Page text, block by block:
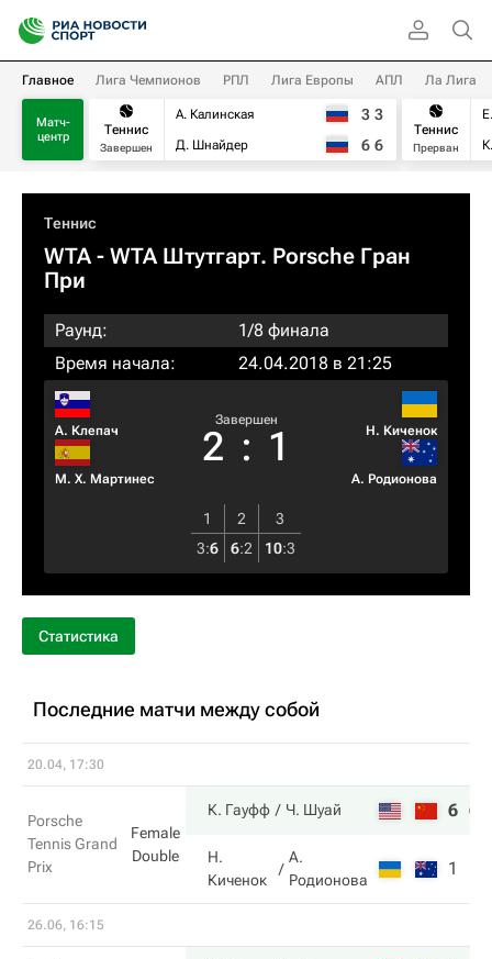
Главное Лига Чемпионов РПЛ Лига Европы АПЛ Ла Лига
Матч-
центр
Теннис
Завершен
А. Калинская
Д. Шнайдер
3 3
6 6
Теннис
Прерван
Теннис
WTA- WTA Штутгарт. Porsche Гран
При
Раунд:
1/8 финала
Время начала:
24.04.2018 в 21:25
А. Клепач
М. Х. Мартинес
Завершен
2 : 1 Н. Киченок
А. Родионова
1 2
3
3:6 6:2 10:3
Статистика
Последние матчи между собой
20.04, 17:30
Porsche
Tennis Grand
Prix
Female
Double
К. Гауфф Ч. Шуай 6 6
Н.
Киченок
А.
Родионова
1
26.06, 16:15